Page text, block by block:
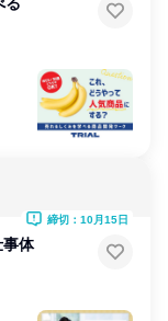
事体
締切：10月15日